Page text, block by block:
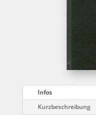
Infos
Kurzbeschreibung